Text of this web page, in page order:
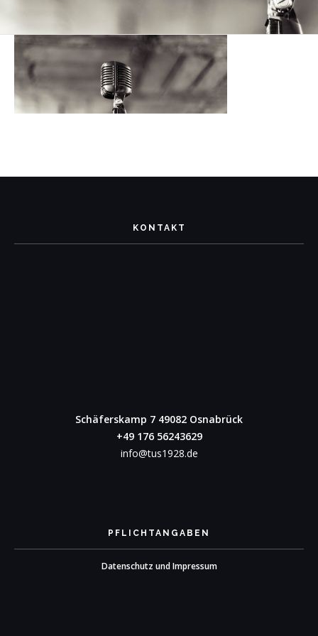
KONTAKT
Schäferskamp 7 49082 Osnabrück
+49 176 56243629
info@tus1928.de
PFLICHTANGABEN
Datenschutz und Impressum